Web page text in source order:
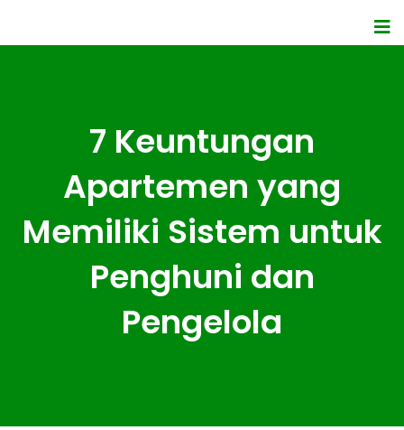
7 Keuntungan
Apartemen yang
Memiliki Sistem untuk
Penghuni dan
Pengelola